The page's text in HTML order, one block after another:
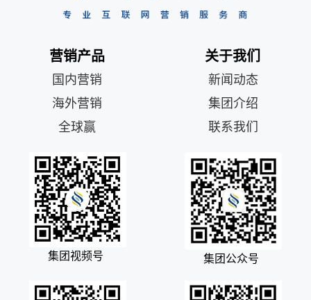
营销产品
国内营销
海外营销
全球赢
关于我们
新闻动态
集团介绍
联系我们
集团视频号 集团公众号